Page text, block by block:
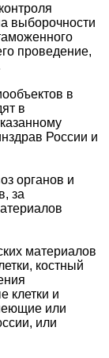
выборочности
проведение,
в
в
России и
органов и
за
материалов
костный
клетки и
или
или